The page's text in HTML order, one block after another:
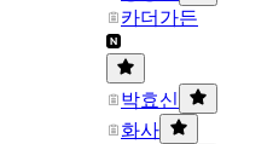
카더가든
박효신
화사